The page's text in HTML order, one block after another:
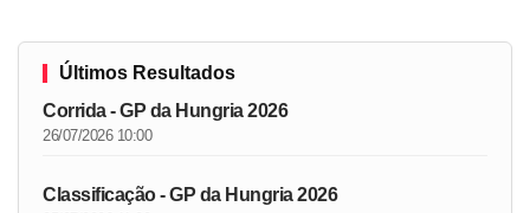
Últimos Resultados
Corrida - GP da Hungria 2026
26/07/2026 10:00
Classificação - GP da Hungria 2026